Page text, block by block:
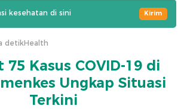
kesehatan di sini Kirim
detikHealth
75 Kasus COVID-19 di
Ungkap Situasi
Terkini